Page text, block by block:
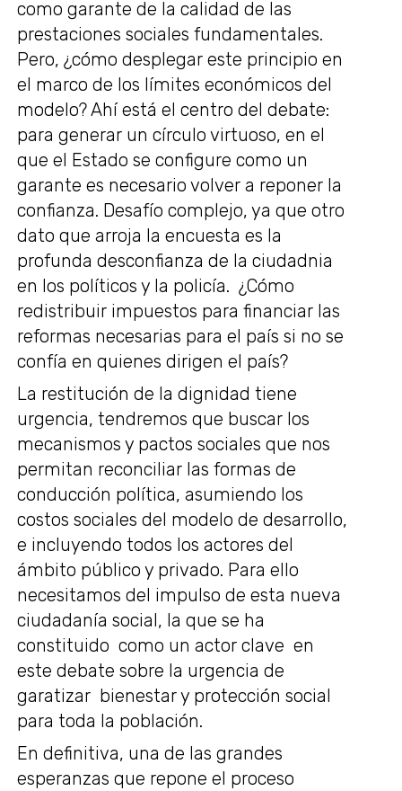
como garante de la calidad de las
prestaciones sociales fundamentales.
Pero, ¿cómo desplegar este principio en
el marco de los límites económicos del
modelo? Ahí está el centro del debate:
para generar un círculo virtuoso, en el
que el Estado se configure como un
garante es necesario volver a reponer la
confianza. Desafío complejo, ya que otro
dato que arroja la encuesta es la
profunda desconfianza de la ciudadnia
en los políticos y la policía. ¿Cómo
redistribuir impuestos para financiar las
reformas necesarias para el país si no se
confía en quienes dirigen el país?
La restitución de la dignidad tiene
urgencia, tendremos que buscar los
mecanismos y pactos sociales que nos
permitan reconciliar las formas de
conducción política, asumiendo los
costos sociales del modelo de desarrollo,
e incluyendo todos los actores del
ámbito público y privado. Para ello
necesitamos del impulso de esta nueva
ciudadanía social, la que se ha
constituido como un actor clave en
este debate sobre la urgencia de
garatizar bienestar y protección social
para toda la población.
En definitiva, una de las grandes
esperanzas que repone el proceso